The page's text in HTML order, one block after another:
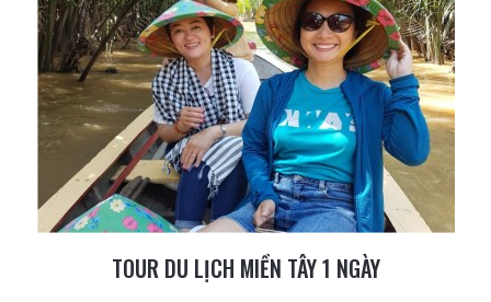
TOUR DU LỊCH MIỀN TÂY 1 NGÀY